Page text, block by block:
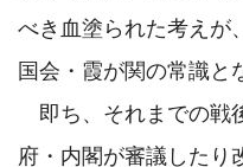
べき血塗られた考えが
国会・霞が関の常識と
即ち、それまでの戦
府・内閣が審議したり